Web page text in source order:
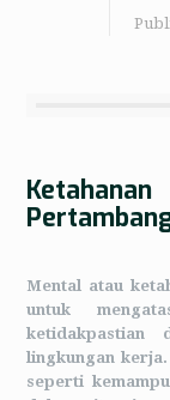
Mental atau
untuk
ketidakpastian
lingkungan kerja.
seperti